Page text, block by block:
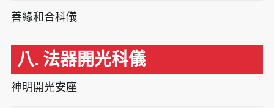
善緣和合科儀
八. 法器開光科儀
神明開光安座